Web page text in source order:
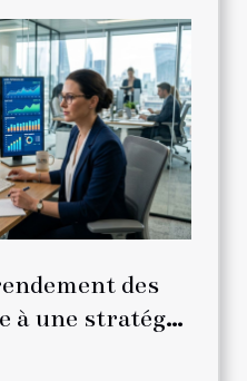
des
à une stratégie
efficace